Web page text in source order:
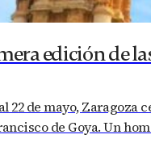
edición de
22 de mayo,
de Goya. Un